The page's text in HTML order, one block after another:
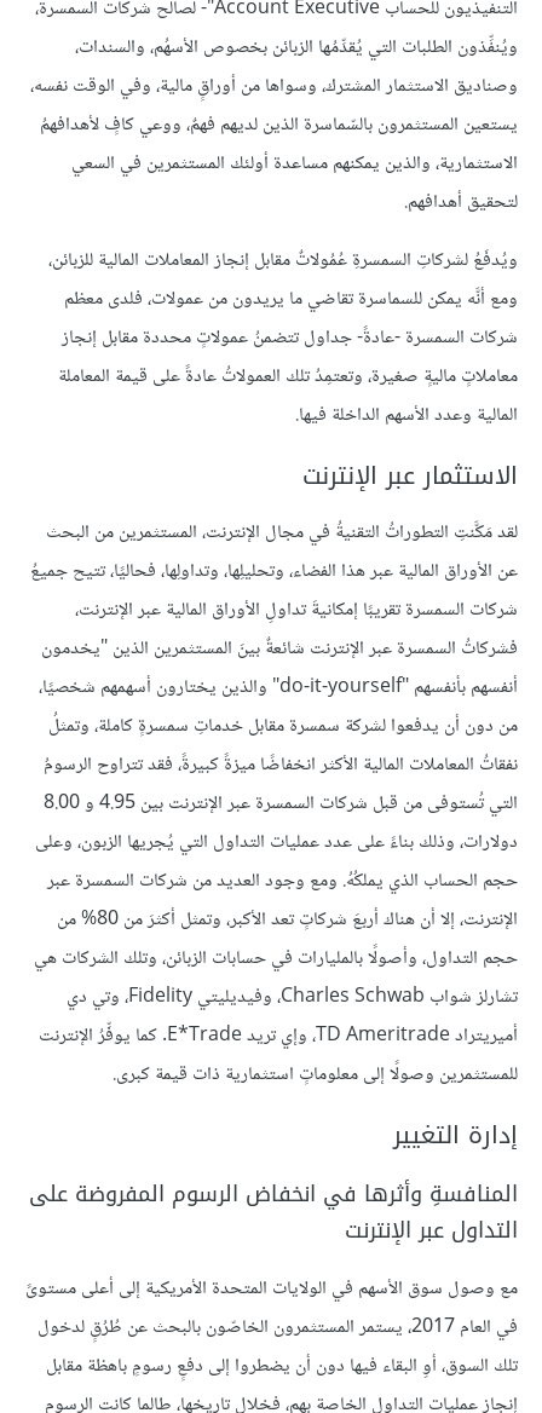
التنفيذيون للحساب Account Executive"- لصالح شركات السمسرة،
ويُنفِّذون الطلبات التي يُقدِّمُها الزبائن بخصوص الأسهُم، والسندات،
وصناديق الاستثمار المشترك، وسواها من أوراقٍ مالية، وفي الوقت نفسه،
يستعين المستثمرون بالسّماسرة الذين لديهم فهمٌ، ووعي كافٍ لأهدافهمُ
الاستثمارية، والذين يمكنهم مساعدة أولئك المستثمرين في السعي
لتحقيق أهدافهم.
ويُدفَعُ لشركاتِ السمسرةِ عُمُولاتٌ مقابل إنجاز المعاملات المالية للزبائن،
ومع أنَّه يمكن للسماسرة تقاضي ما يريدون من عمولات، فلدى معظم
شركات السمسرة -عادةً- جداول تتضمنُ عمولاتٍ محددة مقابل إنجاز
معاملاتٍ ماليةٍ صغيرة، وتعتمِدُ تلك العمولاتُ عادةً على قيمة المعاملة
المالية وعدد الأسهم الداخلة فيها.
الاستثمار عبر الإنترنت
لقد مَكَّنتِ التطوراتُ التقنيةُ في مجال الإنترنت، المستثمرين من البحث
عن الأوراق المالية عبر هذا الفضاء، وتحليلِها، وتداولِها، فحاليًا، تتيح جميعُ
شركات السمسرة تقريبًا إمكانيةَ تداولِ الأوراق المالية عبر الإنترنت،
فشركاتُ السمسرة عبر الإنترنت شائعةٌ بينَ المستثمرين الذين "يخدمون
أنفسهم بأنفسهم "do-it-yourself" والذين يختارون أسهمهم شخصيًا،
من دون أن يدفعوا لشركة سمسرة مقابل خدماتِ سمسرةٍ كاملة، وتمثلُ
نفقاتُ المعاملات المالية الأكثر انخفاضًا ميزةً كبيرةً، فقد تتراوح الرسومُ
التي تُستوفى من قبل شركات السمسرة عبر الإنترنت بين 4.95 و 8.00
دولارات، وذلك بناءً على عدد عمليات التداول التي يُجريها الزبون، وعلى
حجم الحساب الذي يملكُهُ. ومع وجود العديد من شركات السمسرة عبر
الإنترنت، إلا أن هناك أربعَ شركاتٍ تعد الأكبر، وتمثل أكثرَ من 80% من
حجم التداول، وأصولًا بالمليارات في حسابات الزبائن، وتلك الشركات هي
تشارلز شواب Charles Schwab، وفيديليتي Fidelity، وتي دي
أميريتراد TD Ameritrade، وإي تريد E*Trade. كما يوفِّرُ الإنترنت
للمستثمرين وصولًا إلى معلوماتٍ استثمارية ذات قيمة كبرى.
إدارة التغيير
المنافسةِ وأثرها في انخفاض الرسوم المفروضة على
التداول عبر الإنترنت
مع وصول سوق الأسهم في الولايات المتحدة الأمريكية إلى أعلى مستوىً
في العام 2017، يستمر المستثمرون الخاصّون بالبحث عن طُرُقٍ لدخول
تلك السوق، أوِ البقاء فيها دون أن يضطروا إلى دفعٍ رسومٍ باهظة مقابل
إنجاز عمليات التداول الخاصة بهم، فخلال تاريخها، طالما كانت الرسوم